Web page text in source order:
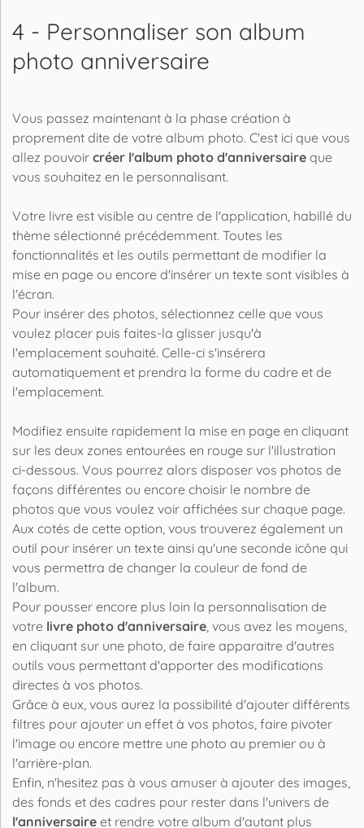
4 - Personnaliser son album
photo anniversaire
Vous passez maintenant à la phase création à
proprement dite de votre album photo. C'est ici que vous
allez pouvoir créer l'album photo d'anniversaire que
vous souhaitez en le personnalisant.
Votre livre est visible au centre de l'application, habillé du
thème sélectionné précédemment. Toutes les
fonctionnalités et les outils permettant de modifier la
mise en page ou encore d'insérer un texte sont visibles à
l'écran.
Pour insérer des photos, sélectionnez celle que vous
voulez placer puis faites-la glisser jusqu'à
l'emplacement souhaité. Celle-ci s'insérera
automatiquement et prendra la forme du cadre et de
l'emplacement.
Modifiez ensuite rapidement la mise en page en cliquant
sur les deux zones entourées en rouge sur l'illustration
ci-dessous. Vous pourrez alors disposer vos photos de
façons différentes ou encore choisir le nombre de
photos que vous voulez voir affichées sur chaque page.
Aux cotés de cette option, vous trouverez également un
outil pour insérer un texte ainsi qu'une seconde icône qui
vous permettra de changer la couleur de fond de
l'album.
Pour pousser encore plus loin la personnalisation de
votre livre photo d'anniversaire, vous avez les moyens,
en cliquant sur une photo, de faire apparaitre d'autres
outils vous permettant d'apporter des modifications
directes à vos photos.
Grâce à eux, vous aurez la possibilité d'ajouter différents
filtres pour ajouter un effet à vos photos, faire pivoter
l'image ou encore mettre une photo au premier ou à
l'arrière-plan.
Enfin, n'hesitez pas à vous amuser à ajouter des images,
des fonds et des cadres pour rester dans l'univers de
l'anniversaire et rendre votre album d'autant plus